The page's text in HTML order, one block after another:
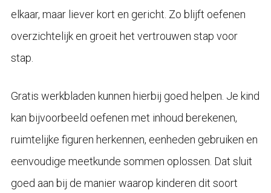
elkaar, maar liever kort en gericht. Zo blijft oefenen
overzichtelijk en groeit het vertrouwen stap voor
stap.
Gratis werkbladen kunnen hierbij goed helpen. Je kind
kan bijvoorbeeld oefenen met inhoud berekenen,
ruimtelijke figuren herkennen, eenheden gebruiken en
eenvoudige meetkunde sommen oplossen. Dat sluit
goed aan bij de manier waarop kinderen dit soort